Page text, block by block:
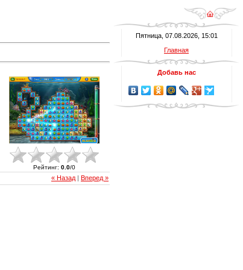
Рейтинг: 0.0/0
« Назад Вперед »
Пятница, 07.08.2026, 15:01
Главная
Добавь нас